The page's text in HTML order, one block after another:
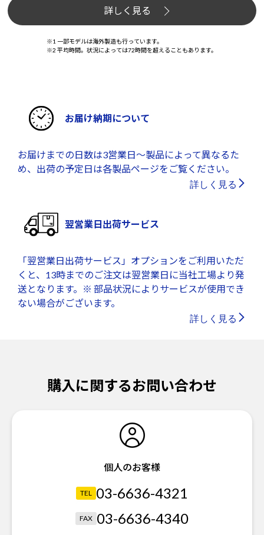
詳しく見る
※1 一部モデルは海外製造も行っています。
※2 平均時間。状況によっては72時間を超えることもあります。
お届け納期について
お届けまでの日数は3営業日～製品によって異なるた
め、出荷の予定日は各製品ページをご覧ください。
詳しく見る
翌営業日出荷サービス
「翌営業日出荷サービス」オプションをご利用いただ
くと、13時までのご注文は翌営業日に当社工場より発
送となります。※ 部品状況によりサービスが使用でき
ない場合がございます。
詳しく見る
購入に関するお問い合わせ
個人のお客様
TEL 03-6636-4321
FAX 03-6636-4340